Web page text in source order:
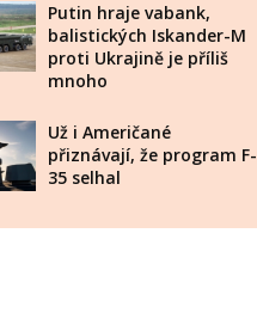
Putin hraje vabank,
balistických Iskander-M
proti Ukrajině je příliš
mnoho
Už i Američané
přiznávají, že program F-
35 selhal